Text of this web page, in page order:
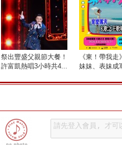
祭出豐盛父親節大餐！
許富凱熱唱3小時共4...
《東！帶我
妹妹、表妹成